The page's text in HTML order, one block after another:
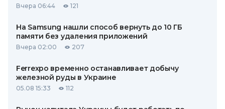
Вчера 06:44 121
На Samsung нашли способ вернуть до 10 ГБ
памяти без удаления приложений
Вчера 02:00 207
Ferrexpo временно останавливает добычу
железной руды в Украине
05.08 15:33 112